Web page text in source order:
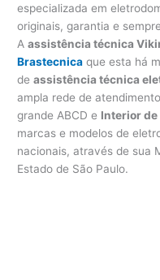
especializada em
originais, garantia e
Aassistência técnica
Brastecnica que esta há
deassistência técnica
ampla rede de
grande ABCD e Interior de
marcas e modelos de
nacionais, através de sua
Estado de São Paulo.